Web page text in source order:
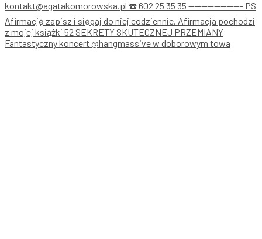
Fantastyczny koncert @hangmassive w doborowym towa